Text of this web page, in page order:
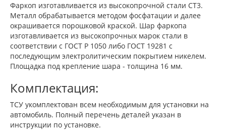
Фаркоп изготавливается из высокопрочной стали СТ3.
Металл обрабатывается методом фосфатации и далее
окрашивается порошковой краской. Шар фаркопа
изготавливается из высокопрочных марок стали в
соответствии с ГОСТ Р 1050 либо ГОСТ 19281 с
последующим электролитическим покрытием никелем.
Площадка под крепление шара - толщина 16 мм.
Комплектация:
ТСУ укомплектован всем необходимым для установки на
автомобиль. Полный перечень деталей указан в
инструкции по установке.